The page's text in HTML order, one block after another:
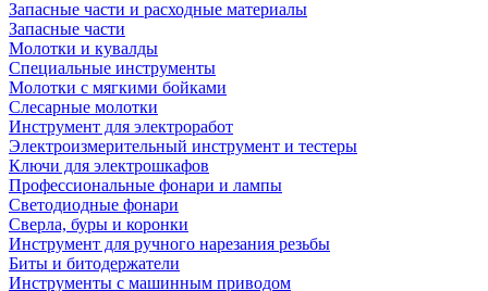
Запасные части и расходные материалы
Запасные части
Молотки и кувалды
Специальные инструменты
Молотки с мягкими бойками
Слесарные молотки
Инструмент для электроработ
Электроизмерительный инструмент и тестеры
Ключи для электрошкафов
Профессиональные фонари и лампы
Светодиодные фонари
Сверла, буры и коронки
Инструмент для ручного нарезания резьбы
Биты и битодержатели
Инструменты с машинным приводом